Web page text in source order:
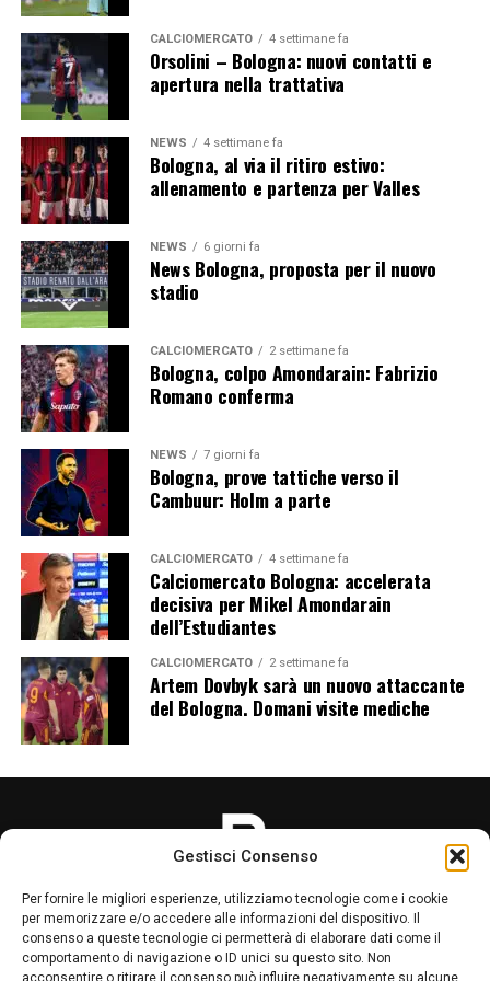
Gestisci Consenso
Per fornire le migliori esperienze, utilizziamo tecnologie come i cookie
per memorizzare e/o accedere alle informazioni del dispositivo. Il
consenso a queste tecnologie ci permetterà di elaborare dati come il
comportamento di navigazione o ID unici su questo sito. Non
acconsentire o ritirare il consenso può influire negativamente su alcune
CALCIOMERCATO 4 settimane fa
Orsolini – Bologna: nuovi contatti e
apertura nella trattativa
NEWS 4 settimane fa
Bologna, al via il ritiro estivo:
allenamento e partenza per Valles
NEWS 6 giorni fa
News Bologna, proposta per il nuovo
stadio
CALCIOMERCATO 2 settimane fa
Bologna, colpo Amondarain: Fabrizio
Romano conferma
NEWS 7 giorni fa
Bologna, prove tattiche verso il
Cambuur: Holm a parte
CALCIOMERCATO 4 settimane fa
Calciomercato Bologna: accelerata
decisiva per Mikel Amondarain
dell’Estudiantes
CALCIOMERCATO 2 settimane fa
Artem Dovbyk sarà un nuovo attaccante
del Bologna. Domani visite mediche